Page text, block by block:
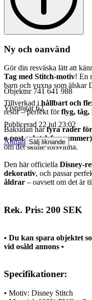
Ny och oanvänd
Gör din resväska lätt att
Tag med Stitch-motiv! En
barn och vuxna som älskar
Tillverkad i hållbart och
resor – perfekt förflyg, tåg,
Baksidan harfyra rader
e-post och telefonnummer)
om det skulle försvinna.
Den här officiella Disney-
dekorativ, och passar
åldrar – oavsett om det är
Rek. Pris: 200 SEK
• Du kan spara objektet
vid osåld annons •
Specifikationer:
• Motiv: Disney Stitch
Objektnr 741 641 988
Visningar 62
Publicerad 22 jul 23:02
Anmäl Sälj liknande